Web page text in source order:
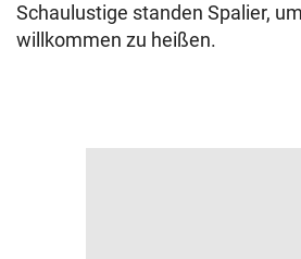
Schaulustige standen Spalier,
willkommen zu heißen.